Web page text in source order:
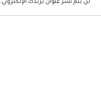
لن يتم نشر عنوان بريدك الإلكتروني.